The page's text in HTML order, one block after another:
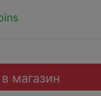
магазин